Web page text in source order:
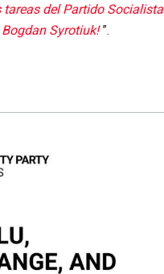
del Partido Socialista
Bogdan Syrotiuk!”.